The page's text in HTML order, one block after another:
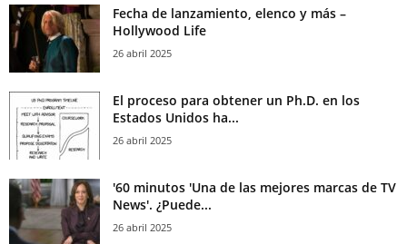
Fecha de lanzamiento, elenco y más –
Hollywood Life
26 abril 2025
El proceso para obtener un Ph.D. en los
Estados Unidos ha...
26 abril 2025
'60 minutos 'Una de las mejores marcas de TV
News'. ¿Puede...
26 abril 2025